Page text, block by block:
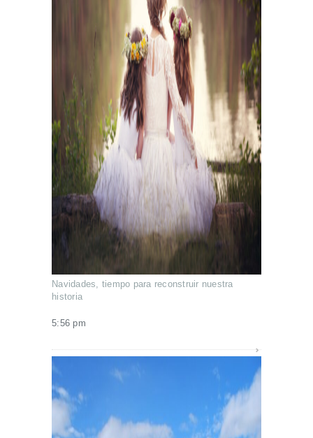
Navidades, tiempo para reconstruir nuestra
historia
5:56 pm